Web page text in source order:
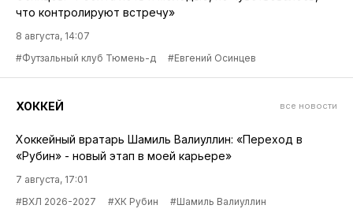
что контролируют встречу»
8 августа, 14:07
#Футзальный клуб Тюмень-д
#Евгений Осинцев
ХОККЕЙ все новости
Хоккейный вратарь Шамиль Валиуллин: «Переход в
«Рубин» - новый этап в моей карьере»
7 августа, 17:01
#ВХЛ 2026-2027
#ХК Рубин #Шамиль Валиуллин